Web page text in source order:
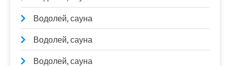
Водолей, сауна
Водолей, сауна
Водолей, сауна